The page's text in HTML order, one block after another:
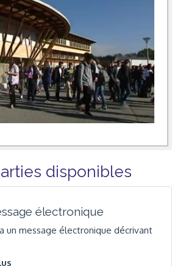
disponibles
électronique
un message électronique décrivant